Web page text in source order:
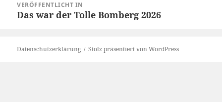
VERÖFFENTLICHT IN
Das war der Tolle Bomberg 2026
Datenschutzerklärung Stolz präsentiert von WordPress